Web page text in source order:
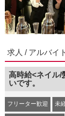
求人 / アルバイト
高時給<ネイル/
いです。
フリーター歓迎 未